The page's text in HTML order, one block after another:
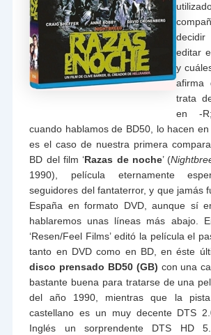
editar
y
afirma
trata
en -
cuando hablamos de BD50, lo hacen
es el caso de nuestra primera
BD del film ‘Razas de noche’ (
1990), película eternamente
seguidores del fantaterror, y que jamás
España en formato DVD, aunque sí
hablaremos unas líneas más abajo.
‘Resen/Feel Films’ editó la película el
tanto en DVD como en BD, en éste
disco prensado BD50 (GB) con una
bastante buena para tratarse de una
del año 1990, mientras que la
castellano es un muy decente DTS
Inglés un sorprendente DTS HD